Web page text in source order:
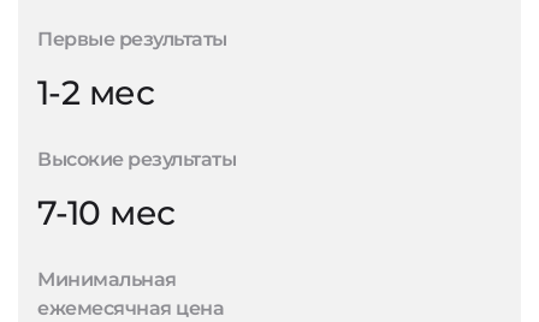
Первые результаты
1-2 мес
Высокие результаты
7-10 мес
Минимальная
ежемесячная цена